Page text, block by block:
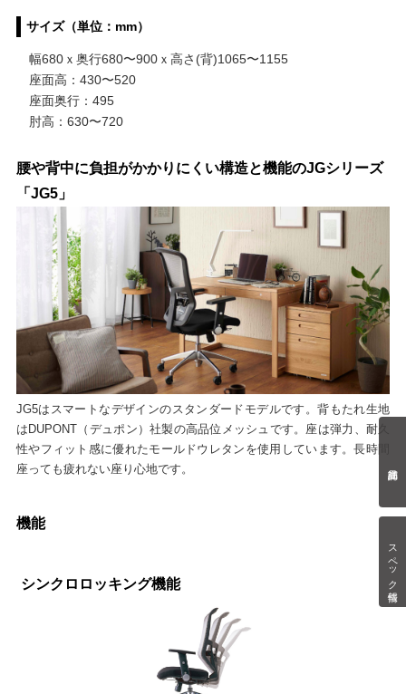
スペック情報
サイズ（単位：mm）
幅680ｘ奥行680〜900ｘ高さ(背)1065〜1155
座面高：430〜520
座面奥行：495
肘高：630〜720
腰や背中に負担がかかりにくい構造と機能のJGシリーズ
「JG5」
JG5はスマートなデザインのスタンダードモデルです。背もたれ生地
はDUPONT（デュポン）社製の高品位メッシュです。座は弾力、耐久
性やフィット感に優れたモールドウレタンを使用しています。長時間
座っても疲れない座り心地です。
機能
シンクロロッキング機能